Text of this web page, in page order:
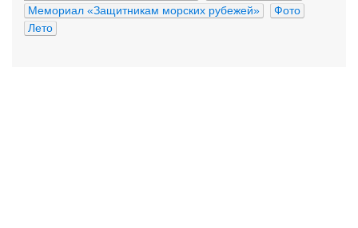
Мемориал «Защитникам морских рубежей»
Фото
Лето